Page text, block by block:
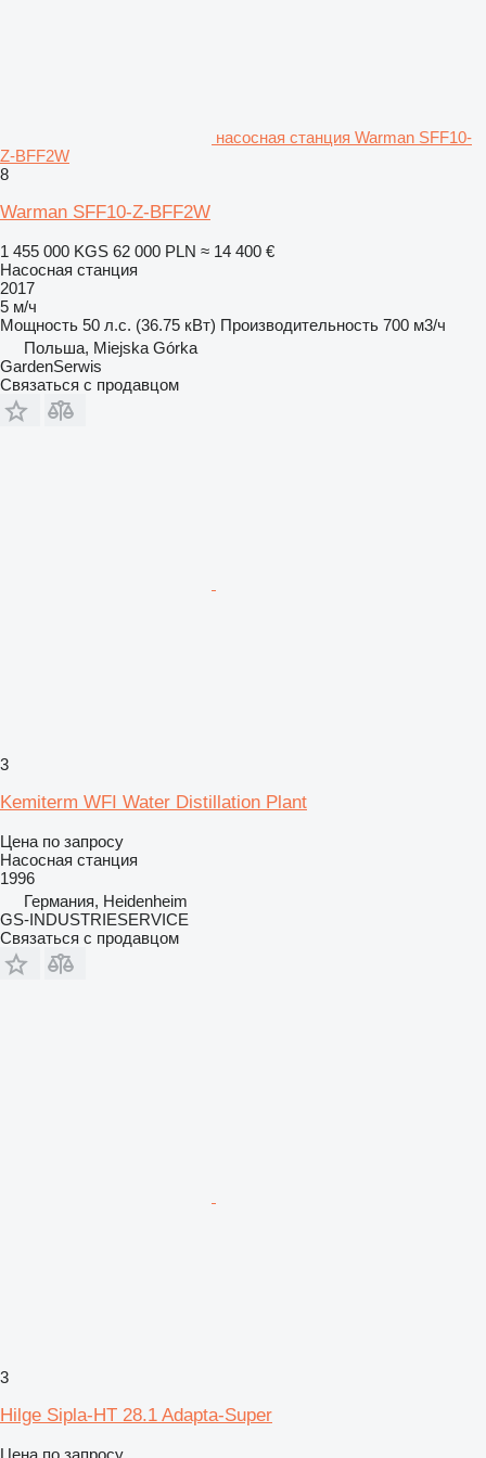
насосная станция Warman SFF10-
Z-BFF2W
8
Warman SFF10-Z-BFF2W
1 455 000 KGS 62 000 PLN ≈ 14 400 €
Насосная станция
2017
5 м/ч
Мощность 50 л.с. (36.75 кВт) Производительность 700 м3/ч
Польша, Miejska Górka
GardenSerwis
Связаться с продавцом
3
Kemiterm WFI Water Distillation Plant
Цена по запросу
Насосная станция
1996
Германия, Heidenheim
GS-INDUSTRIESERVICE
Связаться с продавцом
3
Hilge Sipla-HT 28.1 Adapta-Super
Цена по запросу